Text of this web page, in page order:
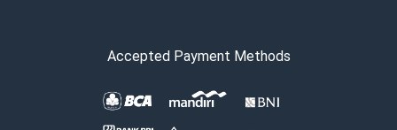
Accepted Payment Methods